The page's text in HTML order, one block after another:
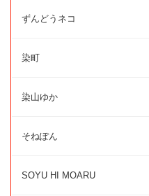
ずんどうネコ
染町
染山ゆか
そねぽん
SOYU HI MOARU